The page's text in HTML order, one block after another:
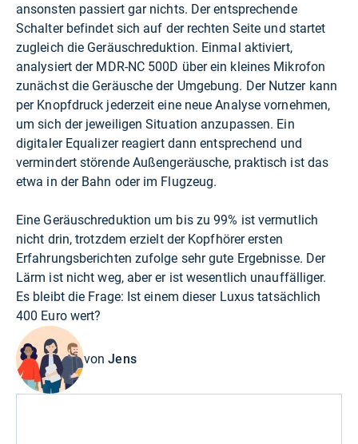
ansonsten passiert gar nichts. Der entsprechende
Schalter befindet sich auf der rechten Seite und startet
zugleich die Geräuschreduktion. Einmal aktiviert,
analysiert der MDR-NC 500D über ein kleines Mikrofon
zunächst die Geräusche der Umgebung. Der Nutzer kann
per Knopfdruck jederzeit eine neue Analyse vornehmen,
um sich der jeweiligen Situation anzupassen. Ein
digitaler Equalizer reagiert dann entsprechend und
vermindert störende Außengeräusche, praktisch ist das
etwa in der Bahn oder im Flugzeug.
Eine Geräuschreduktion um bis zu 99% ist vermutlich
nicht drin, trotzdem erzielt der Kopfhörer ersten
Erfahrungsberichten zufolge sehr gute Ergebnisse. Der
Lärm ist nicht weg, aber er ist wesentlich unauffälliger.
Es bleibt die Frage: Ist einem dieser Luxus tatsächlich
400 Euro wert?
vonJens